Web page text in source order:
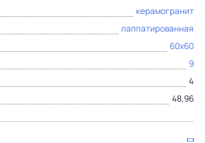
керамогранит
лаппатированная
60x60
9
4
48,96